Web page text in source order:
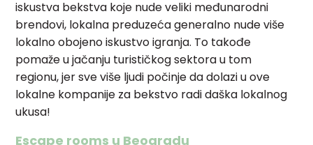
iskustva bekstva koje nude veliki međunarodni
brendovi, lokalna preduzeća generalno nude više
lokalno obojeno iskustvo igranja. To takođe
pomaže u jačanju turističkog sektora u tom
regionu, jer sve više ljudi počinje da dolazi u ove
lokalne kompanije za bekstvo radi daška lokalnog
ukusa!
Escape rooms u Beogradu